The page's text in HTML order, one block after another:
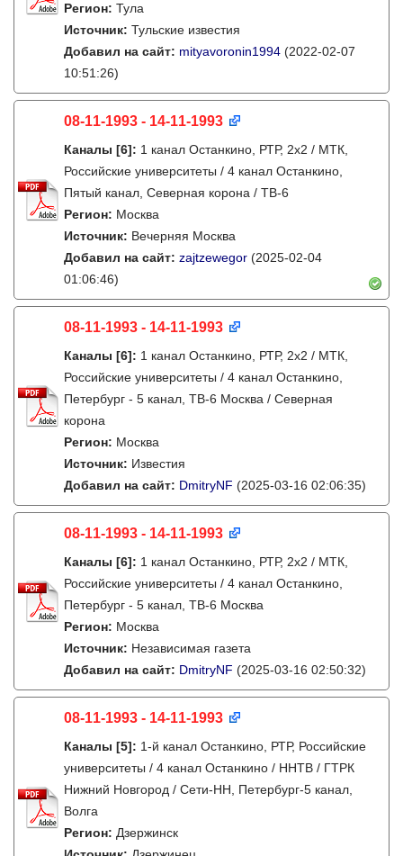
Регион: Тула
Источник: Тульские известия
Добавил на сайт: mityavoronin1994 (2022-02-07
10:51:26)
08-11-1993 - 14-11-1993
Каналы [6]: 1 канал Останкино, РТР, 2х2 / МТК,
Российские университеты / 4 канал Останкино,
Пятый канал, Северная корона / ТВ-6
Регион: Москва
Источник: Вечерняя Москва
Добавил на сайт: zajtzewegor (2025-02-04
01:06:46)
08-11-1993 - 14-11-1993
Каналы [6]: 1 канал Останкино, РТР, 2х2 / МТК,
Российские университеты / 4 канал Останкино,
Петербург - 5 канал, ТВ-6 Москва / Северная
корона
Регион: Москва
Источник: Известия
Добавил на сайт: DmitryNF (2025-03-16 02:06:35)
08-11-1993 - 14-11-1993
Каналы [6]: 1 канал Останкино, РТР, 2х2 / МТК,
Российские университеты / 4 канал Останкино,
Петербург - 5 канал, ТВ-6 Москва
Регион: Москва
Источник: Независимая газета
Добавил на сайт: DmitryNF (2025-03-16 02:50:32)
08-11-1993 - 14-11-1993
Каналы [5]: 1-й канал Останкино, РТР, Российские
университеты / 4 канал Останкино / ННТВ / ГТРК
Нижний Новгород / Сети-НН, Петербург-5 канал,
Волга
Регион: Дзержинск